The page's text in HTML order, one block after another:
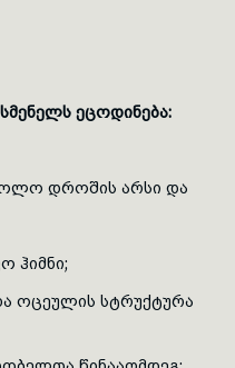
ეცოდინება:
დროშის არსი და
ჰიმნი;
ოცეულის სტრუქტურა